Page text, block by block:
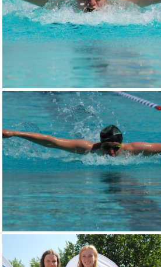
DSC 0098